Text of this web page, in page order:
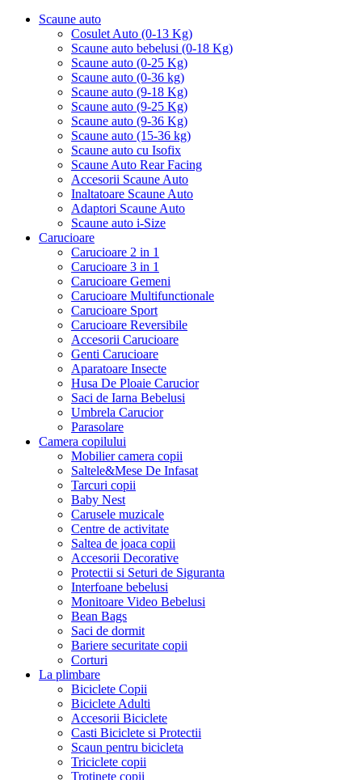
Scaune auto
Cosulet Auto (0-13 Kg)
Scaune auto bebelusi (0-18 Kg)
Scaune auto (0-25 Kg)
Scaune auto (0-36 kg)
Scaune auto (9-18 Kg)
Scaune auto (9-25 Kg)
Scaune auto (9-36 Kg)
Scaune auto (15-36 kg)
Scaune auto cu Isofix
Scaune Auto Rear Facing
Accesorii Scaune Auto
Inaltatoare Scaune Auto
Adaptori Scaune Auto
Scaune auto i-Size
Carucioare
Carucioare 2 in 1
Carucioare 3 in 1
Carucioare Gemeni
Carucioare Multifunctionale
Carucioare Sport
Carucioare Reversibile
Accesorii Carucioare
Genti Carucioare
Aparatoare Insecte
Husa De Ploaie Carucior
Saci de Iarna Bebelusi
Umbrela Carucior
Parasolare
Camera copilului
Mobilier camera copii
Saltele&Mese De Infasat
Tarcuri copii
Baby Nest
Carusele muzicale
Centre de activitate
Saltea de joaca copii
Accesorii Decorative
Protectii si Seturi de Siguranta
Interfoane bebelusi
Monitoare Video Bebelusi
Bean Bags
Saci de dormit
Bariere securitate copii
Corturi
La plimbare
Biciclete Copii
Biciclete Adulti
Accesorii Biciclete
Casti Biciclete si Protectii
Scaun pentru bicicleta
Triciclete copii
Trotinete copii